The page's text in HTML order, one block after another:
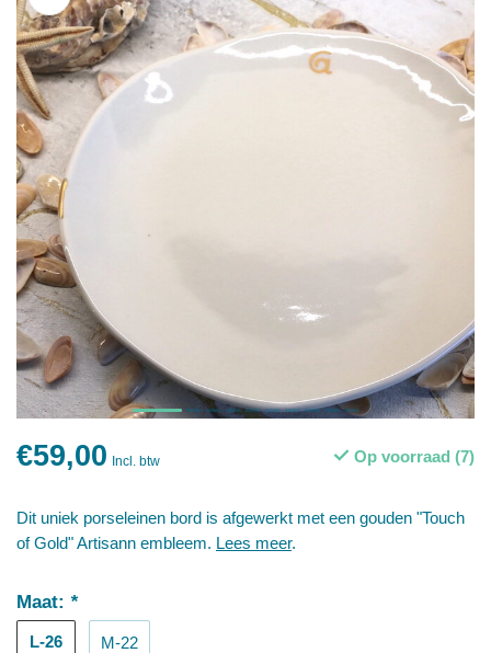
€59,00 Incl. btw Op voorraad (7)
Dit uniek porseleinen bord is afgewerkt met een gouden "Touch
of Gold" Artisann embleem. Lees meer.
Maat: *
L-26 M-22